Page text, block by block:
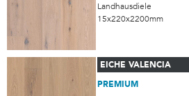
Landhausdiele
15x220x2200mm
EICHE VALENCIA
PREMIUM